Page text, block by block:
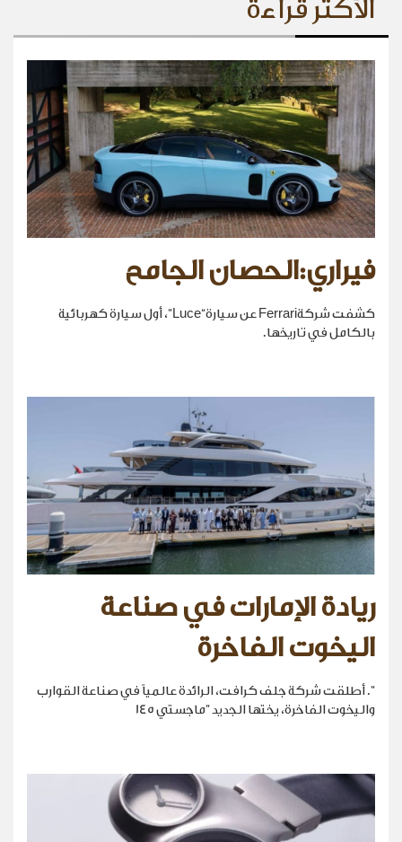
الأكثر قراءة
فيراري:الحصان الجامح
كشفت شركةFerrari عن سيارة“Luce”، أول سيارة كهربائية
بالكامل في تاريخها.
ريادة الإمارات في صناعة
اليخوت الفاخرة
". أطلقت شركة جلف كرافت، الرائدة عالمياً في صناعة القوارب
واليخوت الفاخرة، يختها الجديد "ماجستي 145